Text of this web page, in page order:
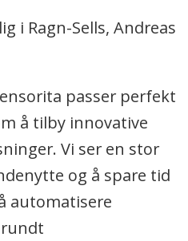
i Ragn-Sells, Andreas
passer perfekt
å tilby innovative
Vi ser en stor
og å spare tid
automatisere